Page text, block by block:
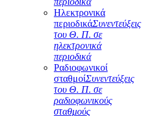
Ηλεκτρονικά
περιοδικάΣυνεντεύξεις
του Θ. Π. σε
ηλεκτρονικά
περιοδικά
Ραδιοφωνικοί
σταθμοίΣυνεντεύξεις
του Θ. Π. σε
ραδιοφωνικούς
σταθμούς